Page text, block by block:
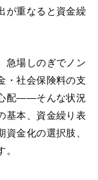
が重なると資金繰
急場しのぎでノン
・社会保険料の支
配――そんな状況
基本、資金繰り表
金化の選択肢、